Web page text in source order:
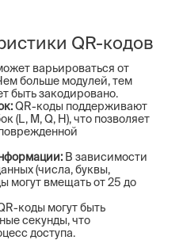
QR-кодов
варьироваться от
больше модулей, тем
быть закодировано.
QR-коды поддерживают
(L, M, Q, H), что позволяет
В зависимости
(числа, буквы,
могут вмещать от 25 до
коды могут быть
секунды, что
доступа.